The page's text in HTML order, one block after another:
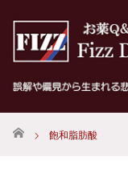
ホーム 飽和脂肪酸